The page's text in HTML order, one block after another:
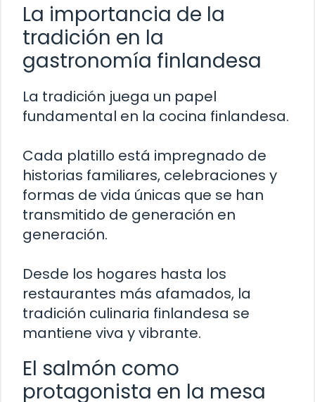
La importancia de la
tradición en la
gastronomía finlandesa
La tradición juega un papel
fundamental en la cocina finlandesa.
Cada platillo está impregnado de
historias familiares, celebraciones y
formas de vida únicas que se han
transmitido de generación en
generación.
Desde los hogares hasta los
restaurantes más afamados, la
tradición culinaria finlandesa se
mantiene viva y vibrante.
El salmón como
protagonista en la mesa